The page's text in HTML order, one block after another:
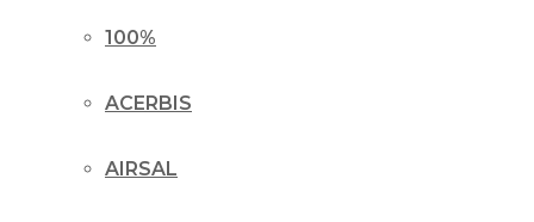
100%
ACERBIS
AIRSAL